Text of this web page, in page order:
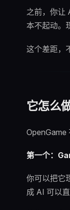
之前，你让
本不起动。
这个差距，
它怎么
OpenGame
第一个：
你可以把它
成 AI 可以